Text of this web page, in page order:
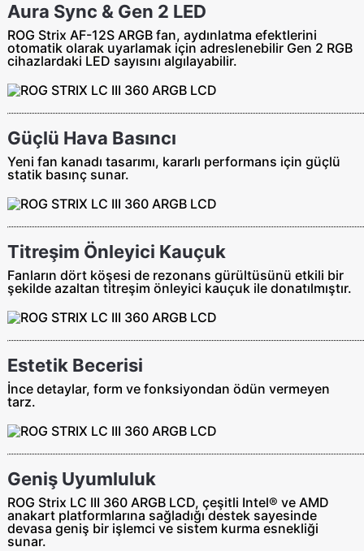
Aura Sync & Gen 2 LED
ROG Strix AF-12S ARGB fan, aydınlatma efektlerini
otomatik olarak uyarlamak için adreslenebilir Gen 2 RGB
cihazlardaki LED sayısını algılayabilir.
Güçlü Hava Basıncı
Yeni fan kanadı tasarımı, kararlı performans için güçlü
statik basınç sunar.
Titreşim Önleyici Kauçuk
Fanların dört köşesi de rezonans gürültüsünü etkili bir
şekilde azaltan titreşim önleyici kauçuk ile donatılmıştır.
Estetik Becerisi
İnce detaylar, form ve fonksiyondan ödün vermeyen
tarz.
Geniş Uyumluluk
ROG Strix LC III 360 ARGB LCD, çeşitli Intel® ve AMD
anakart platformlarına sağladığı destek sayesinde
devasa geniş bir işlemci ve sistem kurma esnekliği
sunar.